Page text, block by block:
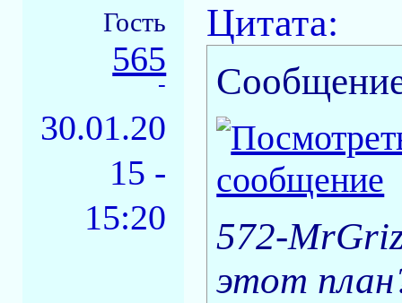
Гость
565
-
30.01.20
15 -
15:20
Цитата:
572-
этот